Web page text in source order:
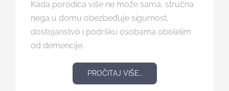
Kada porodica više ne može sama, stručna
nega u domu obezbeđuje sigurnost,
dostojanstvo i podršku osobama obolelim
od demencije.
PROČITAJ VIŠE…